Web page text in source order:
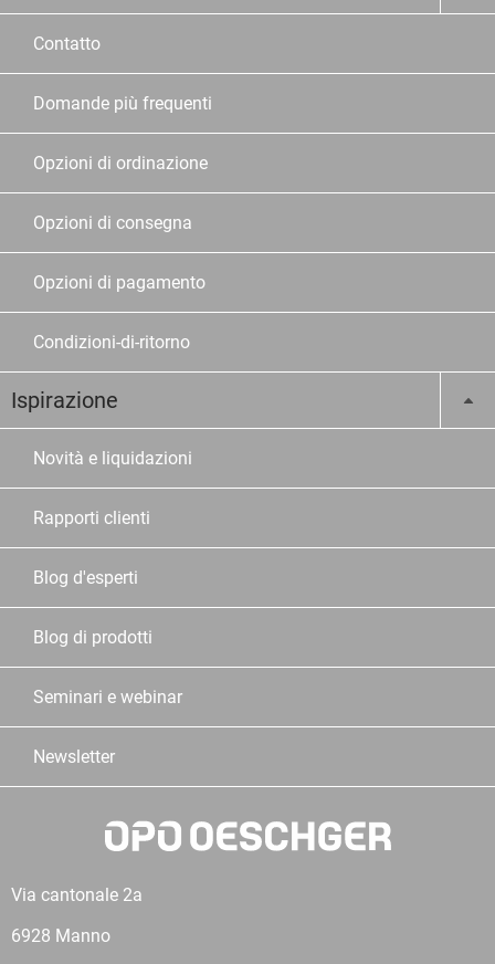
Contatto
Domande più frequenti
Opzioni di ordinazione
Opzioni di consegna
Opzioni di pagamento
Condizioni-di-ritorno
Ispirazione
Novità e liquidazioni
Rapporti clienti
Blog d'esperti
Blog di prodotti
Seminari e webinar
Newsletter
Via cantonale 2a
6928 Manno